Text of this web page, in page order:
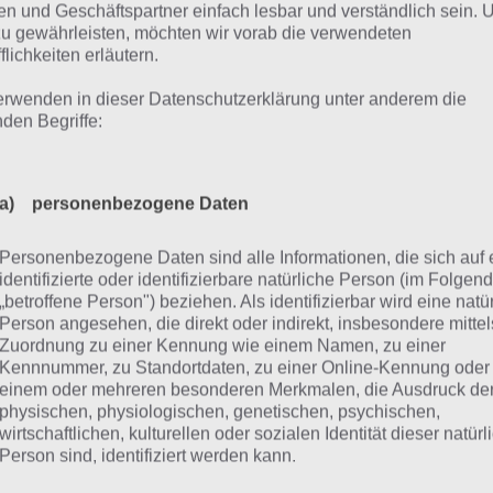
Durch Level 51 sind einige neue Dekorationen und Figuren
hinzugekommen
ist lediglich der Therapiestand gegen die Spielwährung
Bonus für die Bewert-O-Meter bringt.
Kosten
und Geschäftspartner einfach lesbar und verständlich sein.
gewährleisten, möchten wir vorab die verwendeten
erläutern.
in dieser Datenschutzerklärung unter anderem die
Begriffe:
a) personenbezogene Daten
Personenbezogene Daten sind alle Informationen, die sich auf
identifizierte oder identifizierbare natürliche Person (im
„betroffene Person") beziehen. Als identifizierbar wird eine
Person angesehen, die direkt oder indirekt, insbesondere
Zuordnung zu einer Kennung wie einem Namen, zu einer
Kennnummer, zu Standortdaten, zu einer Online-Kennung oder
einem oder mehreren besonderen Merkmalen, die Ausdruck
physischen, physiologischen, genetischen, psychischen,
wirtschaftlichen, kulturellen oder sozialen Identität dieser
Person sind, identifiziert werden kann.